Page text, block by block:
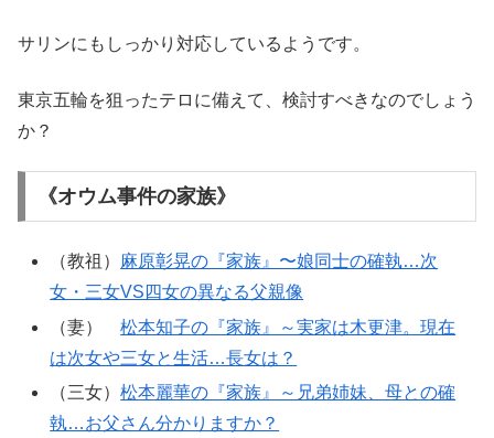
サリンにもしっかり対応しているようです。
東京五輪を狙ったテロに備えて、検討すべきなのでしょう
か？
《オウム事件の家族》
（教祖） 麻原彰晃の『家族』〜娘同士の確執…次
女・三女VS四女の異なる父親像
（妻）松本知子の『家族』～実家は木更津。現在
は次女や三女と生活…長女は？
（三女）松本麗華の『家族』～兄弟姉妹、母との確
執…お父さん分かりますか？